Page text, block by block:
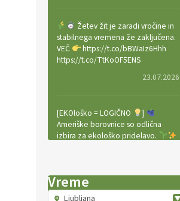
Žetev žit je zaradi vročine in
stabilnega vremena že zaključena.
VEČ
https://t.co/bBWaIz6Hhh
https://t.co/TtKoOF5ENS
23.07.2026
[EKOloško = LOGIČNO
]
Ameriške borovnice so odlična
izbira za ekološko pridelavo.
22.07.2026
Vreme
Ljubljana